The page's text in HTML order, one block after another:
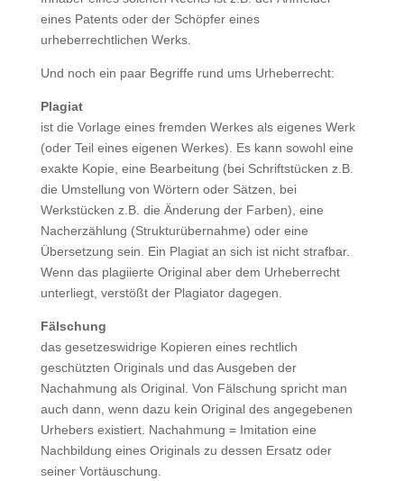
eines Patents oder der Schöpfer eines
urheberrechtlichen Werks.
Und noch ein paar Begriffe rund ums Urheberrecht:
Plagiat
ist die Vorlage eines fremden Werkes als eigenes Werk
(oder Teil eines eigenen Werkes). Es kann sowohl eine
exakte Kopie, eine Bearbeitung (bei Schriftstücken z.B.
die Umstellung von Wörtern oder Sätzen, bei
Werkstücken z.B. die Änderung der Farben), eine
Nacherzählung (Strukturübernahme) oder eine
Übersetzung sein. Ein Plagiat an sich ist nicht strafbar.
Wenn das plagiierte Original aber dem Urheberrecht
unterliegt, verstößt der Plagiator dagegen.
Fälschung
das gesetzeswidrige Kopieren eines rechtlich
geschützten Originals und das Ausgeben der
Nachahmung als Original. Von Fälschung spricht man
auch dann, wenn dazu kein Original des angegebenen
Urhebers existiert. Nachahmung = Imitation eine
Nachbildung eines Originals zu dessen Ersatz oder
seiner Vortäuschung.